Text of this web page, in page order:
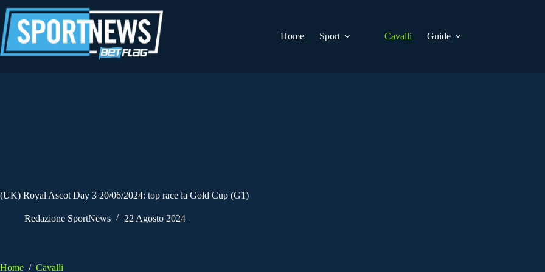
al
contenuto
Home
Sport Cavalli Guide
(UK) Royal Ascot Day 3 20/06/2024: top race la Gold Cup (G1)
Redazione SportNews 22 Agosto 2024
Home / Cavalli